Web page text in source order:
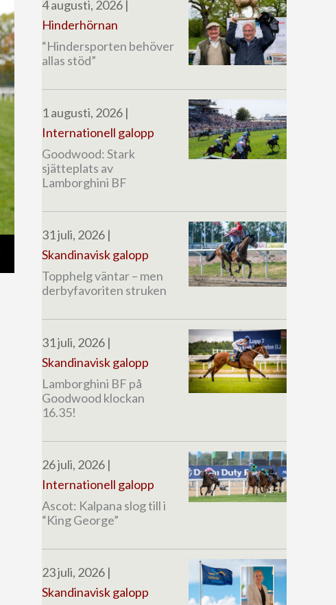
4 augusti, 2026 |
Hinderhörnan
“Hindersporten behöver
allas stöd”
1 augusti, 2026 |
Internationell galopp
Goodwood: Stark
sjätteplats av
Lamborghini BF
31 juli, 2026 |
Skandinavisk galopp
Topphelg väntar – men
derbyfavoriten struken
31 juli, 2026 |
Skandinavisk galopp
Lamborghini BF på
Goodwood klockan
16.35!
26 juli, 2026 |
Internationell galopp
Ascot: Kalpana slog till i
“King George”
23 juli, 2026 |
Skandinavisk galopp